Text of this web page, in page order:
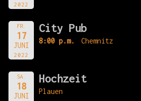
2022
FR.
17
JUNI
2022
City Pub
8:00 p.m. Chemnitz
SA.
18
JUNI
Hochzeit
Plauen